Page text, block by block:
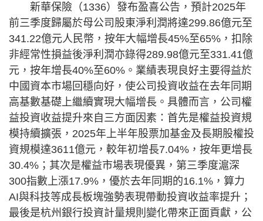
新華保險（1336）發布盈喜公告，預計2025年
前三季度歸屬於母公司股東淨利潤將達299.86億元至
341.22億元人民幣，按年大幅增長45%至65%，扣除
非經常性損益後淨利潤亦錄得289.98億元至331.41億
元，按年增長40%至60%。業績表現良好主要得益於
中國資本市場回穩向好，使公司投資收益在去年同期
高基數基礎上繼續實現大幅增長。具體而言，公司權
益投資收益提升來自三方面因素：首先是權益投資規
模持續擴張，2025年上半年股票加基金及長期股權投
資規模達3611億元，較年初增長7.04%，按年更增長
30.4%；其次是權益市場表現優異，第三季度滬深
300指數上漲17.9%，優於去年同期的16.1%，算力
AI與科技等成長板塊強勢表現帶動投資收益率提升；
最後是杭州銀行投資計量規則變化帶來正面貢獻，公